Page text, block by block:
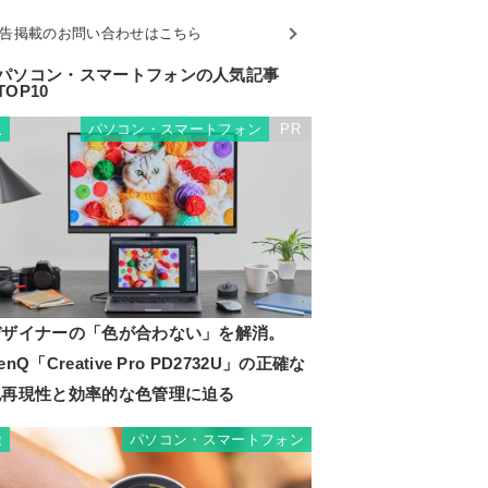
掲載のお問い合わせはこちら
ソコン・スマートフォンの人気記事
パソコン・スマートフォン PR
イナーの「色が合わない」を解消。
「Creative Pro PD2732U」の正確な
現性と効率的な色管理に迫る
パソコン・スマートフォン